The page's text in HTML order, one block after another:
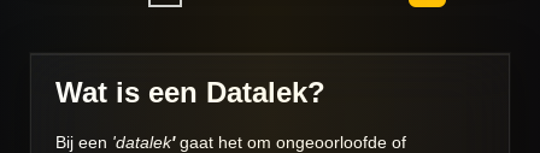
Wat is een Datalek?
Bij een 'datalek'gaat het om ongeoorloofde of